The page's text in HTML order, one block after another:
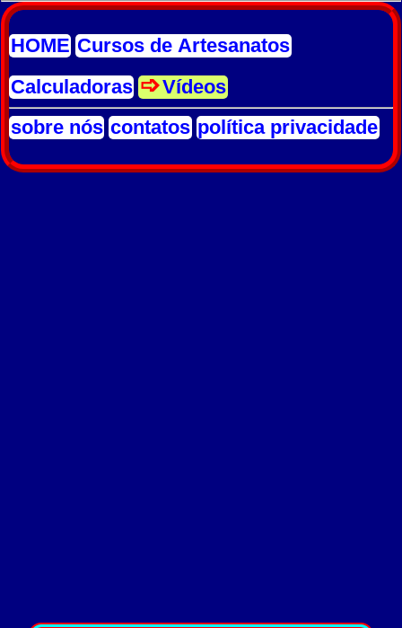
HOME Cursos de Artesanatos
Calculadoras
Vídeos
sobre nós contatos política privacidade